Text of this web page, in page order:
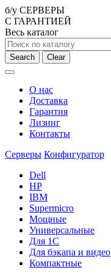
б/у СЕРВЕРЫ
С ГАРАНТИЕЙ
Весь каталог
Search Clear
О нас
Доставка
Гарантия
Лизинг
Контакты
Серверы Конфигуратор
Dell
HP
IBM
Supermicro
Мощные
Универсальные
Для 1С
Для бэкапа и видео
Компактные